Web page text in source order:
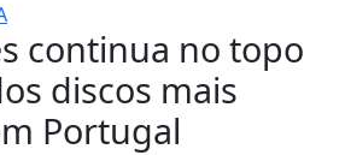
continua no topo
discos mais
Portugal